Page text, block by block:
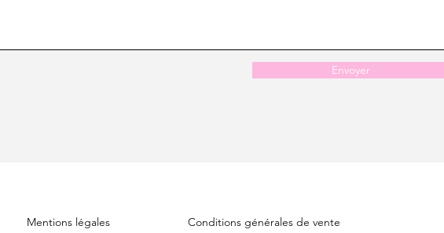
Envoyer
Mentions légales Conditions générales de vente